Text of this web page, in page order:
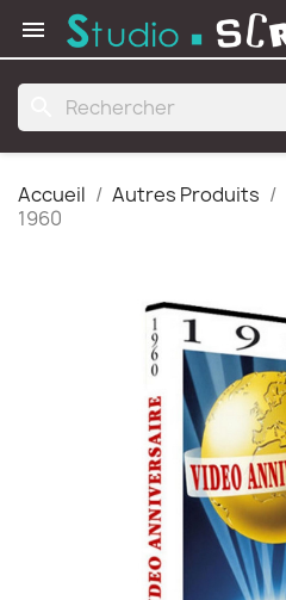

Accueil Autres Produits
1960